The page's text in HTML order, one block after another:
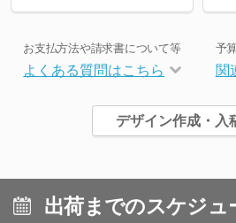
お支払方法や請求書について等
よくある質問はこちら
予
関
デザイン作成・入
出荷までのスケジュ